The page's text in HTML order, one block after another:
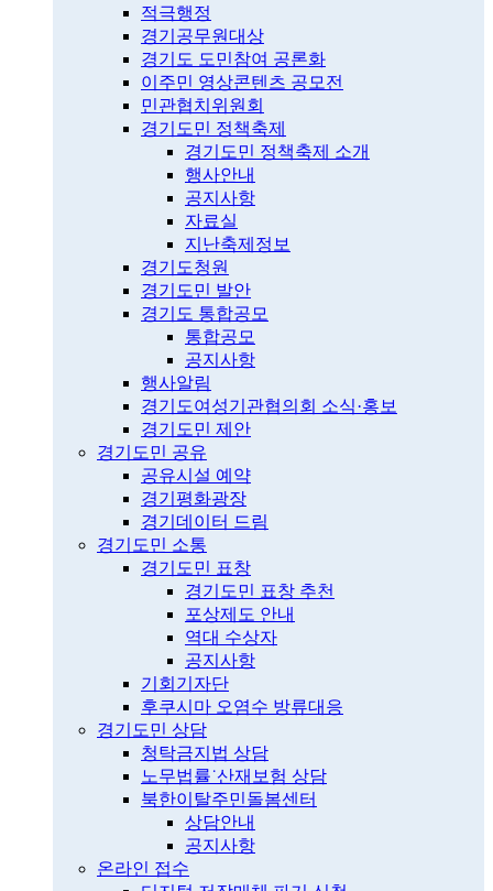
적극행정
경기공무원대상
경기도 도민참여 공론화
이주민 영상콘텐츠 공모전
민관협치위원회
경기도민 정책축제
경기도민 정책축제 소개
행사안내
공지사항
자료실
지난축제정보
경기도청원
경기도민 발안
경기도 통합공모
통합공모
공지사항
행사알림
경기도여성기관협의회 소식·홍보
경기도민 제안
경기도민 공유
공유시설 예약
경기평화광장
경기데이터 드림
경기도민 소통
경기도민 표창
경기도민 표창 추천
포상제도 안내
역대 수상자
공지사항
기회기자단
후쿠시마 오염수 방류대응
경기도민 상담
청탁금지법 상담
노무법률˙산재보험 상담
북한이탈주민돌봄센터
상담안내
공지사항
온라인 접수